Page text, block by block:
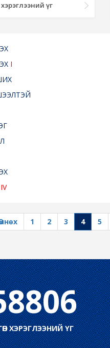
хэрэглээний үг
I
IV
1 2 3 4 5
ХЭРЭГЛЭЭНИЙ ҮГ